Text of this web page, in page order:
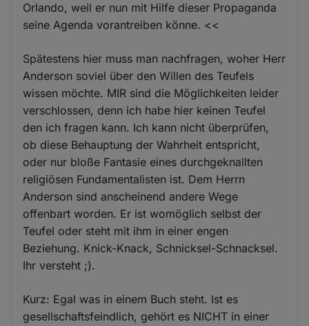
Orlando, weil er nun mit Hilfe dieser Propaganda
seine Agenda vorantreiben könne. <<
Spätestens hier muss man nachfragen, woher Herr
Anderson soviel über den Willen des Teufels
wissen möchte. MIR sind die Möglichkeiten leider
verschlossen, denn ich habe hier keinen Teufel
den ich fragen kann. Ich kann nicht überprüfen,
ob diese Behauptung der Wahrheit entspricht,
oder nur bloße Fantasie eines durchgeknallten
religiösen Fundamentalisten ist. Dem Herrn
Anderson sind anscheinend andere Wege
offenbart worden. Er ist womöglich selbst der
Teufel oder steht mit ihm in einer engen
Beziehung. Knick-Knack, Schnicksel-Schnacksel.
Ihr versteht ;).
Kurz: Egal was in einem Buch steht. Ist es
gesellschaftsfeindlich, gehört es NICHT in einer